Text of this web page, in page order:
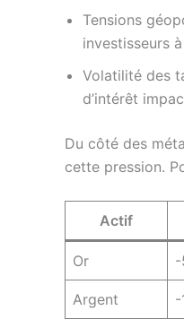
Tensions
investisseurs
Volatilité des
d’intérêt
Du côté des
cette pression.
Actif
Or -
Argent -